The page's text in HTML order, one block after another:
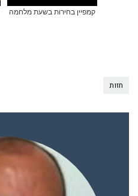
קמפיין בחירות בשעת מלחמה
חזות